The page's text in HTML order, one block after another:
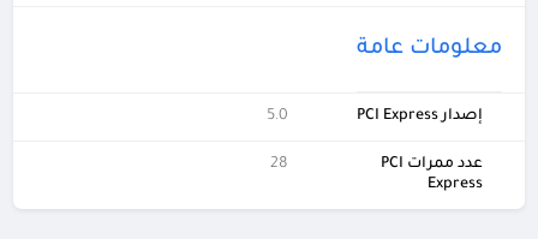
معلومات عامة
إصدار PCI Express 5.0
عدد ممرات PCI
Express
28